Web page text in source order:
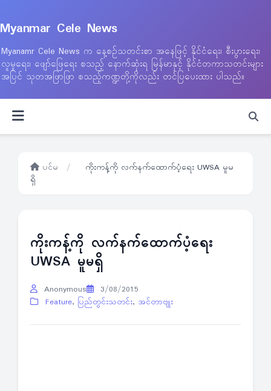
Myanmar Cele News
Myanamr Cele News က နေ့စဉ်သတင်းစာ အနေဖြင့် နိုင်ငံရေး၊ စီးပွားရေး၊
လူမှုရေး၊ ဖျော်ဖြေရေး စသည့် နောက်ဆုံးရ မြန်မာနှင့် နိုင်ငံတကာသတင်းများ
အပြင် သုတအဖြာဖြာ စသည့်ကဏ္ဍတို့ကိုလည်း တင်ပြပေးထား ပါသည်။
ပင်မ /
ကိုးကန့်ကို လက်နက်ထောက်ပံ့ရေး UWSA မူမ
ရှိ
ကိုးကန့်ကို လက်နက်ထောက်ပံ့ရေး
UWSA မူမရှိ
Anonymous
3/08/2015
Feature, ပြည်တွင်းသတင်း, အင်တာဗျုး